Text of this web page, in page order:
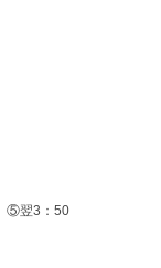
翌3：50